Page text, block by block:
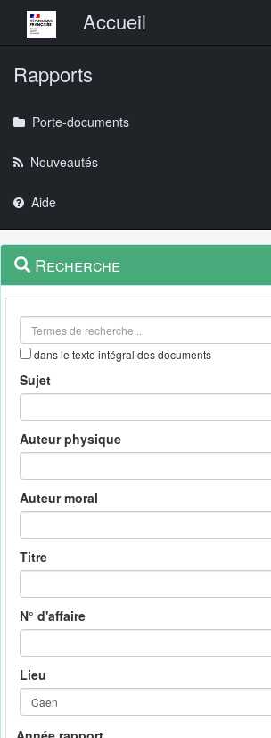
Menu principalAccueil
Rapports
Porte-documents
Nouveautés
Aide
Navigation
outils
Menu
contextuel
Recherche
dans le texte intégral des documents
Sujet
Auteur physique
Auteur moral
Titre
N° d'affaire
Lieu